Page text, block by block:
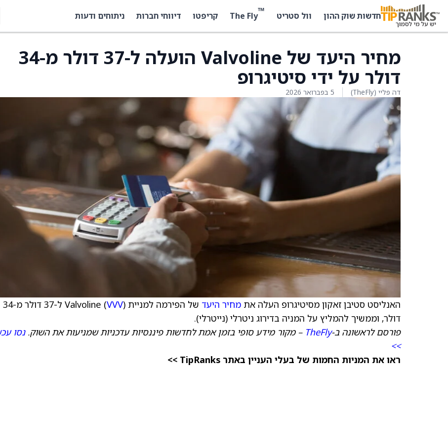
חדשות שוק ההון וול סטריט ™
The Fly קריפטו דיווחי חברות ניתוחים ודעות
מחיר היעד של Valvoline הועלה ל-37 דולר מ-34
דולר על ידי סיטיגרופ
דה פליי (TheFly) 5 בפברואר 2026
האנליסט סטיבן זאקון מסיטיגרופ העלה את מחיר היעד של הפירמה למניית Valvoline ( VVV
) ל-37 דולר מ-34
דולר, וממשיך להמליץ על המניה בדירוג ניטרלי (נייטרלי).
פורסם לראשונה ב-TheFly – מקור מידע סופי בזמן אמת לחדשות פיננסיות עדכניות שמניעות את השוק.נסו
>>
ראו את המניות החמות של בעלי העניין באתר TipRanks >>